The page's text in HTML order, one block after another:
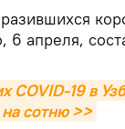
6 апреля,
COVID-19 в
сотню >>